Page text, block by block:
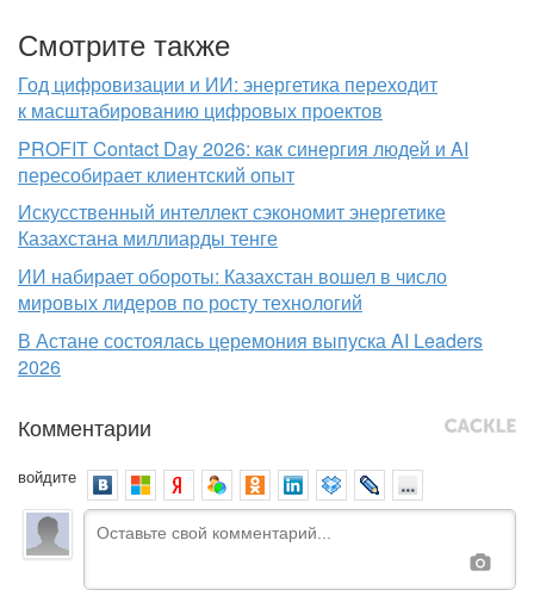
Смотрите также
Год цифровизации и ИИ: энергетика переходит
к масштабированию цифровых проектов
PROFIT Contact Day 2026: как синергия людей и AI
пересобирает клиентский опыт
Искусственный интеллект сэкономит энергетике
Казахстана миллиарды тенге
ИИ набирает обороты: Казахстан вошел в число
мировых лидеров по росту технологий
В Астане состоялась церемония выпуска AI Leaders
2026
Комментарии
войдите